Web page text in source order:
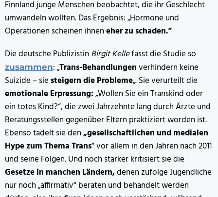
Finnland junge Menschen beobachtet, die ihr Geschlecht
umwandeln wollten. Das Ergebnis: „Hormone und
Operationen scheinen ihneneher zu schaden.“
Die deutsche Publizistin Birgit Kellefasst die Studie so
zusammen: „Trans-Behandlungenverhindern keine
Suizide – sie steigern die Probleme„. Sie verurteilt die
emotionale Erpressung:„Wollen Sie ein Transkind oder
ein totes Kind?“, die zwei Jahrzehnte lang durch Ärzte und
Beratungsstellen gegenüber Eltern praktiziert worden ist.
Ebenso tadelt sie den„gesellschaftlichen und medialen
Hype zum Thema Trans“ vor allem in den Jahren nach 2011
und seine Folgen. Und noch stärker kritisiert sie die
Gesetze in manchen Ländern,denen zufolge Jugendliche
nur noch „affirmativ“ beraten und behandelt werden